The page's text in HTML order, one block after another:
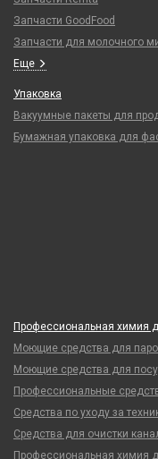
Запчасти GoodFood
Запчасти для молочного
Еще
Упаковка
Вакуумные пакеты для
Бумажная упаковка для
Профессиональная химия
Моющие средства для
Моющие средства для
Профессиональные
Средства по уходу за
Средства для очистки
Профессиональная химия